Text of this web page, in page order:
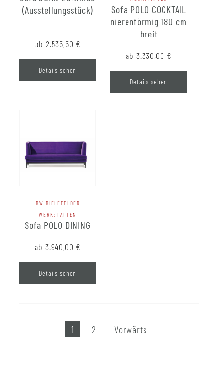
(Ausstellungsstück)
ab 2.535,50 €
Details sehen
Sofa POLO COCKTAIL
nierenförmig 180 cm
breit
ab 3.330,00 €
Details sehen
BW BIELEFELDER
WERKSTÄTTEN
Sofa POLO DINING
ab 3.940,00 €
Details sehen
1 2 Vorwärts